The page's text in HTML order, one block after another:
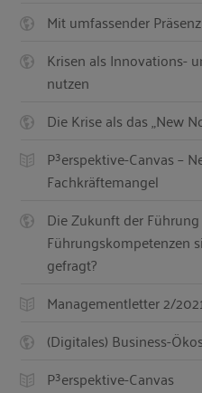
Mit umfassender
Krisen als Innovations-
nutzen
Die Krise als das „New
P³erspektive-Canvas –
Fachkräftemangel
Die Zukunft der
Führungskompetenzen
gefragt?
Managementletter 2/
(Digitales) Business-
P³erspektive-Canvas